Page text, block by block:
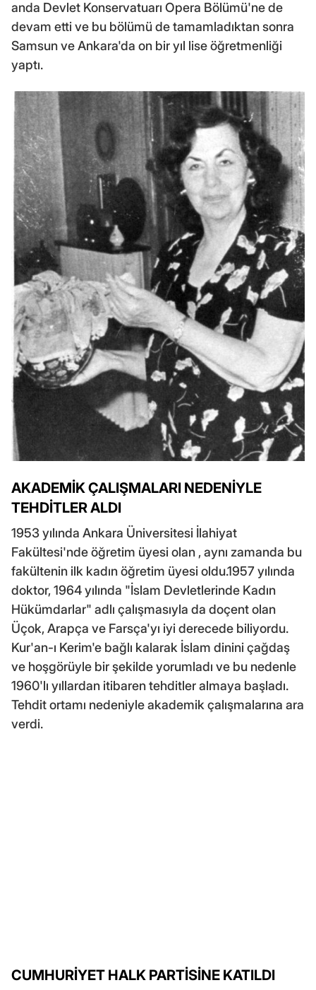
anda Devlet Konservatuarı Opera Bölümü'ne de
devam etti ve bu bölümü de tamamladıktan sonra
Samsun ve Ankara'da on bir yıl lise öğretmenliği
yaptı.
AKADEMİK ÇALIŞMALARI NEDENİYLE
TEHDİTLER ALDI
1953 yılında Ankara Üniversitesi İlahiyat
Fakültesi'nde öğretim üyesi olan , aynı zamanda bu
fakültenin ilk kadın öğretim üyesi oldu.1957 yılında
doktor, 1964 yılında "İslam Devletlerinde Kadın
Hükümdarlar" adlı çalışmasıyla da doçent olan
Üçok, Arapça ve Farsça'yı iyi derecede biliyordu.
Kur'an-ı Kerim'e bağlı kalarak İslam dinini çağdaş
ve hoşgörüyle bir şekilde yorumladı ve bu nedenle
1960'lı yıllardan itibaren tehditler almaya başladı.
Tehdit ortamı nedeniyle akademik çalışmalarına ara
verdi.
CUMHURİYET HALK PARTİSİNE KATILDI